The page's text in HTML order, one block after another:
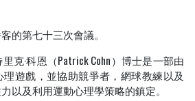
的第七十三次會議。
克·科恩（Patrick Cohn）博士是一部由
遊戲，並協助競爭者，網球教練以及
以及利用運動心理學策略的鎮定。